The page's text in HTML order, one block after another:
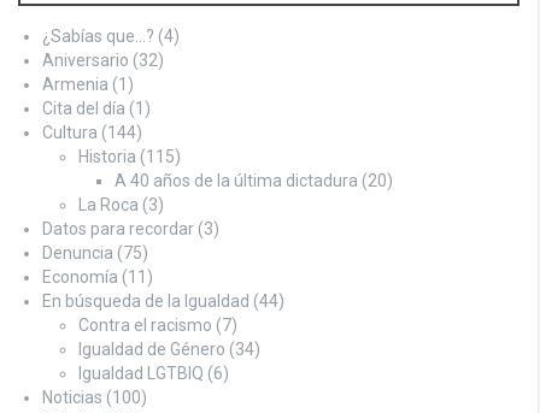
¿Sabías que…? (4)
Aniversario (32)
Armenia (1)
Cita del día (1)
Cultura (144)
Historia (115)
A 40 años de la última dictadura (20)
La Roca (3)
Datos para recordar (3)
Denuncia (75)
Economía (11)
En búsqueda de la Igualdad (44)
Contra el racismo (7)
Igualdad de Género (34)
Igualdad LGTBIQ (6)
Noticias (100)